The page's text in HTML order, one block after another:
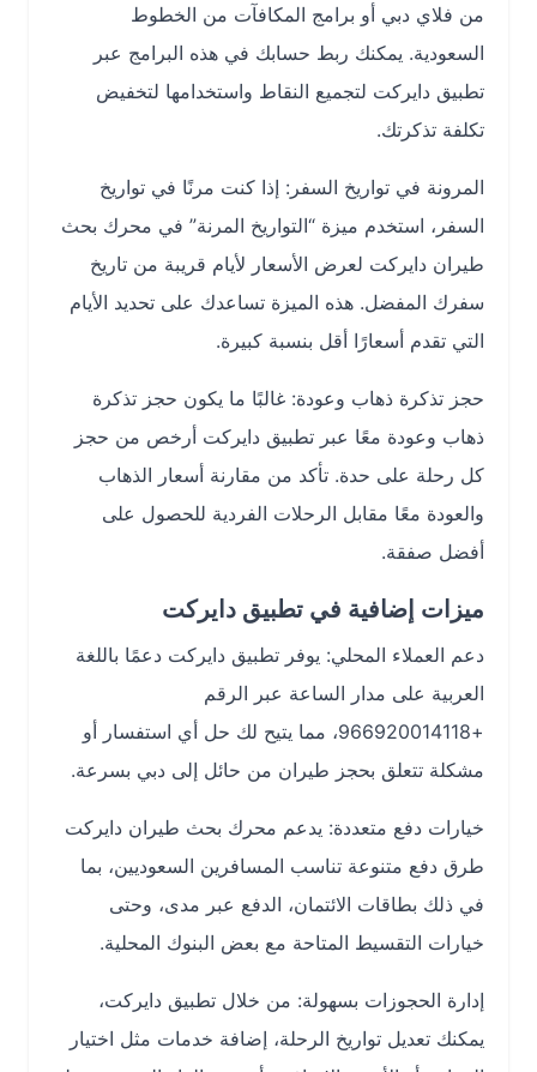
من فلاي دبي أو برامج المكافآت من الخطوط
السعودية. يمكنك ربط حسابك في هذه البرامج عبر
تطبيق دايركت لتجميع النقاط واستخدامها لتخفيض
تكلفة تذكرتك.
المرونة في تواريخ السفر: إذا كنت مرنًا في تواريخ
السفر، استخدم ميزة “التواريخ المرنة” في محرك بحث
طيران دايركت لعرض الأسعار لأيام قريبة من تاريخ
سفرك المفضل. هذه الميزة تساعدك على تحديد الأيام
التي تقدم أسعارًا أقل بنسبة كبيرة.
حجز تذكرة ذهاب وعودة: غالبًا ما يكون حجز تذكرة
ذهاب وعودة معًا عبر تطبيق دايركت أرخص من حجز
كل رحلة على حدة. تأكد من مقارنة أسعار الذهاب
والعودة معًا مقابل الرحلات الفردية للحصول على
أفضل صفقة.
ميزات إضافية في تطبيق دايركت
دعم العملاء المحلي: يوفر تطبيق دايركت دعمًا باللغة
العربية على مدار الساعة عبر الرقم
+966920014118، مما يتيح لك حل أي استفسار أو
مشكلة تتعلق بحجز طيران من حائل إلى دبي بسرعة.
خيارات دفع متعددة: يدعم محرك بحث طيران دايركت
طرق دفع متنوعة تناسب المسافرين السعوديين، بما
في ذلك بطاقات الائتمان، الدفع عبر مدى، وحتى
خيارات التقسيط المتاحة مع بعض البنوك المحلية.
إدارة الحجوزات بسهولة: من خلال تطبيق دايركت،
يمكنك تعديل تواريخ الرحلة، إضافة خدمات مثل اختيار